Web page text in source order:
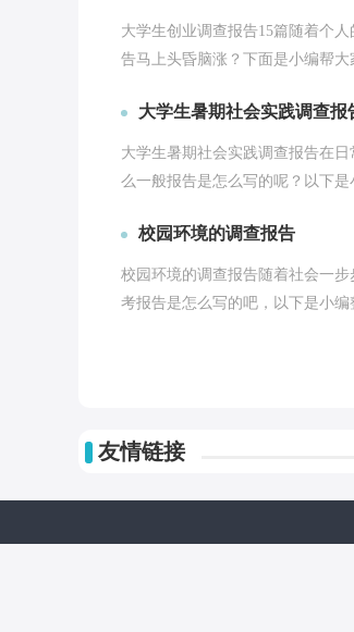
大学生创业调查报告15篇随着个
告马上头昏脑涨？下面是小编帮
大学生暑期社会实践调查报
大学生暑期社会实践调查报告在
么一般报告是怎么写的呢？以下
校园环境的调查报告
校园环境的调查报告随着社会一
考报告是怎么写的吧，以下是小
友情链接